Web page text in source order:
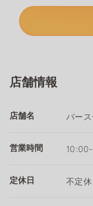
店舗情報
店舗名 バー
営業時間
定休日 不定休